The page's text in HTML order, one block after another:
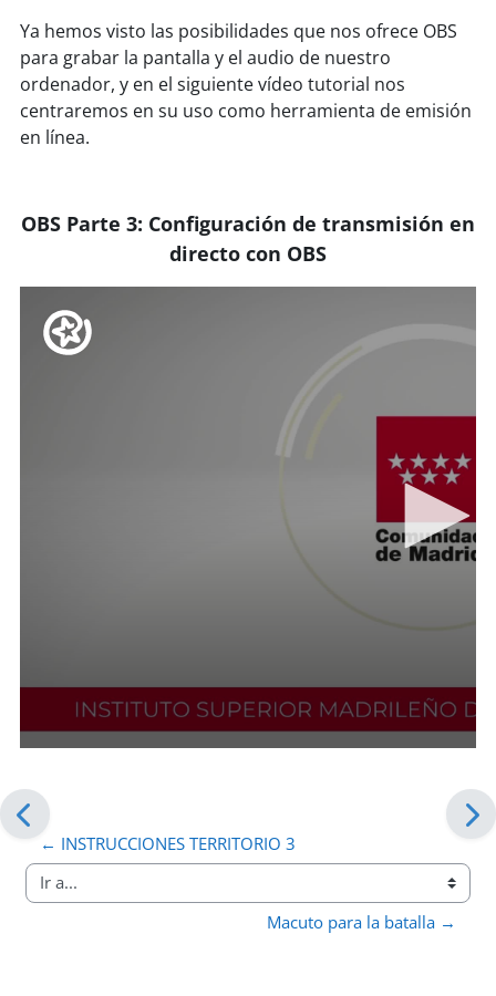
Ya hemos visto las posibilidades que nos ofrece OBS
para grabar la pantalla y el audio de nuestro
ordenador, y en el siguiente vídeo tutorial nos
centraremos en su uso como herramienta de emisión
en línea.
OBS Parte 3: Configuración de transmisión en
directo con OBS
← INSTRUCCIONES TERRITORIO 3
Ir a...
Macuto para la batalla →